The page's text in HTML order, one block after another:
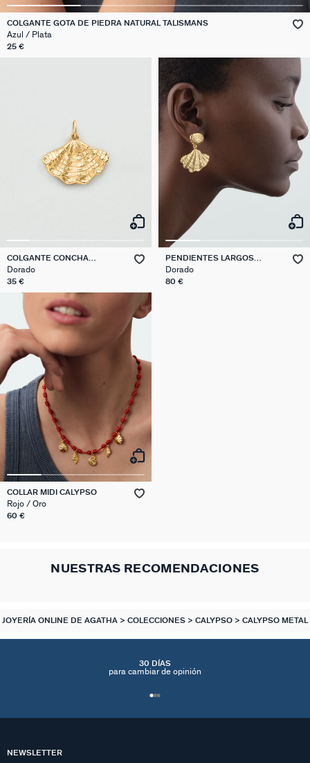
COLGANTE GOTA DE PIEDRA NATURAL TALISMANS
Azul / Plata
25 €
COLGANTE CONCHA
TALISMANS
Dorado
35 €
PENDIENTES LARGOS
CALYPSO
Dorado
80 €
COLLAR MIDI CALYPSO
Rojo / Oro
60 €
NUESTRAS RECOMENDACIONES
JOYERÍA ONLINE DE AGATHA COLECCIONES CALYPSO CALYPSO METAL
30 DÍAS
para cambiar de opinión
NEWSLETTER